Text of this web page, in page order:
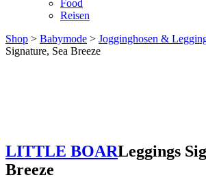
Food
Reisen
Shop > Babymode > Jogginghosen &
Signature, Sea Breeze
LITTLE BOARLeggings
Breeze